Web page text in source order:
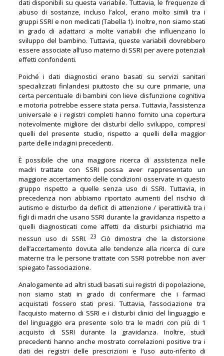
dati disponibili su questa variabile. Tuttavia, le frequenze di
abuso di sostanze, incluso l’alcol, erano molto simili tra i
gruppi SSRI e non medicati (Tabella 1). Inoltre, non siamo stati
in grado di adattarci a molte variabili che influenzano lo
sviluppo del bambino. Tuttavia, queste variabili dovrebbero
essere associate all’uso materno di SSRI per avere potenziali
effetti confondenti.
Poiché i dati diagnostici erano basati su servizi sanitari
specializzati finlandesi piuttosto che su cure primarie, una
certa percentuale di bambini con lieve disfunzione cognitiva
e motoria potrebbe essere stata persa. Tuttavia, l’assistenza
universale e i registri completi hanno fornito una copertura
notevolmente migliore dei disturbi dello sviluppo, compresi
quelli del presente studio, rispetto a quelli della maggior
parte delle indagini precedenti.
È possibile che una maggiore ricerca di assistenza nelle
madri trattate con SSRI possa aver rappresentato un
maggiore accertamento delle condizioni osservate in questo
gruppo rispetto a quelle senza uso di SSRI. Tuttavia, in
precedenza non abbiamo riportato aumenti del rischio di
autismo e disturbo da deficit di attenzione / iperattività tra i
figli di madri che usano SSRI durante la gravidanza rispetto a
quelli diagnosticati come affetti da disturbi psichiatrici ma
nessun uso di SSRI.23
Ciò dimostra che la distorsione
dell’accertamento dovuta alle tendenze alla ricerca di cure
materne tra le persone trattate con SSRI potrebbe non aver
spiegato l’associazione.
Analogamente ad altri studi basati sui registri di popolazione,
non siamo stati in grado di confermare che i farmaci
acquistati fossero stati presi. Tuttavia, l’associazione tra
l’acquisto materno di SSRI e i disturbi clinici del linguaggio e
del linguaggio era presente solo tra le madri con più di 1
acquisto di SSRI durante la gravidanza. Inoltre, studi
precedenti hanno anche mostrato correlazioni positive tra i
dati dei registri delle prescrizioni e l’uso auto-riferito di